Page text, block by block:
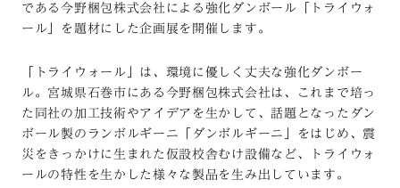
である今野梱包株式会社による強化ダンボール「トライウォ
ール」を題材にした企画展を開催します。
「トライウォール」は、環境に優しく丈夫な強化ダンボー
ル。宮城県石巻市にある今野梱包株式会社は、これまで培っ
た同社の加工技術やアイデアを生かして、話題となったダン
ボール製のランボルギーニ「ダンボルギーニ」をはじめ、震
災をきっかけに生まれた仮設校舎むけ設備など、トライウォ
ールの特性を生かした様々な製品を生み出しています。